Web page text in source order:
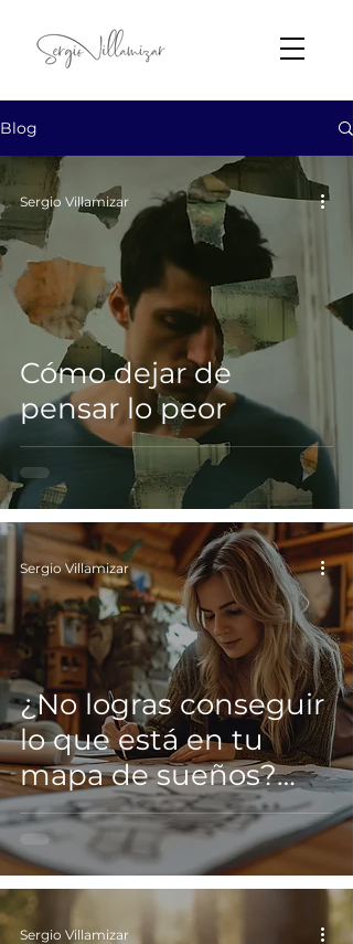
Blog
Cómo dejar de
pensar lo peor
Sergio Villamizar
¿No logras conseguir
lo que está en tu
mapa de sueños?
Lee esto…
Sergio Villamizar
Sergio Villamizar